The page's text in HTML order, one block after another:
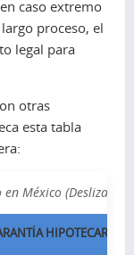
caso extremo
proceso, el
legal para
otras
esta tabla
en México (Desliza
HIPOTECARIA